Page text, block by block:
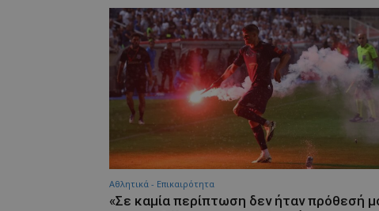
Αθλητικά - Επικαιρότητα
«Σε καμία περίπτωση δεν ήταν πρόθεσή